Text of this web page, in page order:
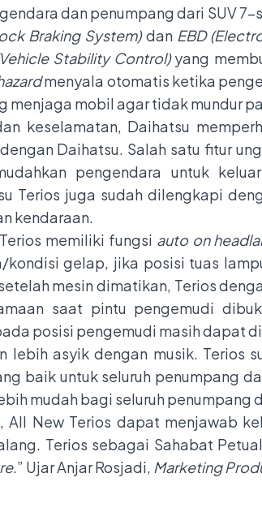
dan penumpang dari SUV
Braking System)dan EBD
Stability Control)yang
menyala otomatis ketika
menjaga mobil agar tidak mundur
keselamatan, Daihatsu
Daihatsu. Salah satu fitur
pengendara untuk
Terios juga sudah dilengkapi
kendaraan.
memiliki fungsi auto on
gelap, jika posisi tuas
mesin dimatikan, Terios
saat pintu pengemudi
posisi pengemudi masih dapat
lebih asyik dengan musik. Terios
baik untuk seluruh penumpang
mudah bagi seluruh penumpang
All New Terios dapat menjawab
Terios sebagai Sahabat
.” Ujar Anjar Rosjadi, Marketing